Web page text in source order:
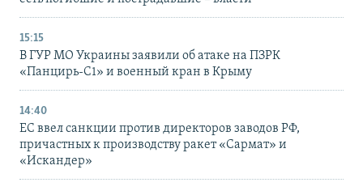
15:15
В ГУР МО Украины заявили об атаке на ПЗРК
«Панцирь-С1» и военный кран в Крыму
14:40
ЕС ввел санкции против директоров заводов РФ,
причастных к производству ракет «Сармат» и
«Искандер»